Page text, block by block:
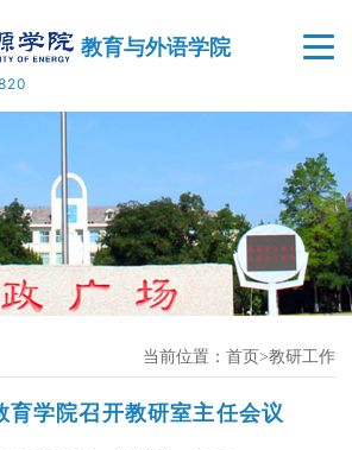
教育与外语学院
当前位置： 首页 教研工作
育学院召开教研室主任会议